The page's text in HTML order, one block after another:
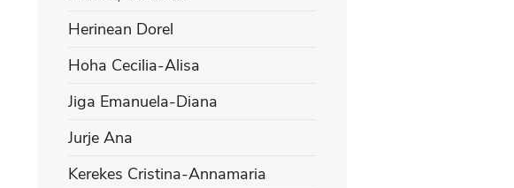
Herinean Dorel
Hoha Cecilia-Alisa
Jiga Emanuela-Diana
Jurje Ana
Kerekes Cristina-Annamaria